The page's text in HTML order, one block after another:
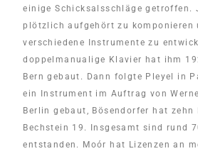
einige Schicksalsschläge getroffen.
plötzlich aufgehört zu komponieren
verschiedene Instrumente zu
doppelmanualige Klavier hat ihm
Bern gebaut. Dann folgte Pleyel in
ein Instrument im Auftrag von
Berlin gebaut, Bösendorfer hat zehn
Bechstein 19. Insgesamt sind rund
entstanden. Moór hat Lizenzen an